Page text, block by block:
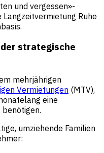
und vergessen»-
Ruhe
strategische
mehrjährigen
Vermietungen (MTV),
eine
umziehende Familien